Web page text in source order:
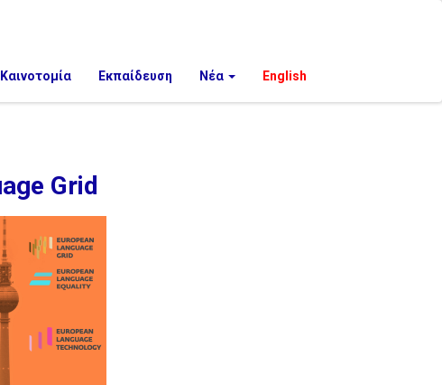
Καινοτομία Εκπαίδευση Νέα English
Grid